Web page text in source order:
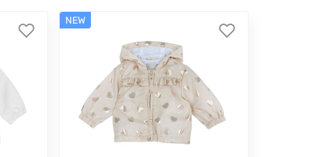
NEW